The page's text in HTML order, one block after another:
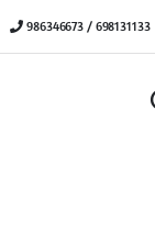
| 986346673 / 698131133